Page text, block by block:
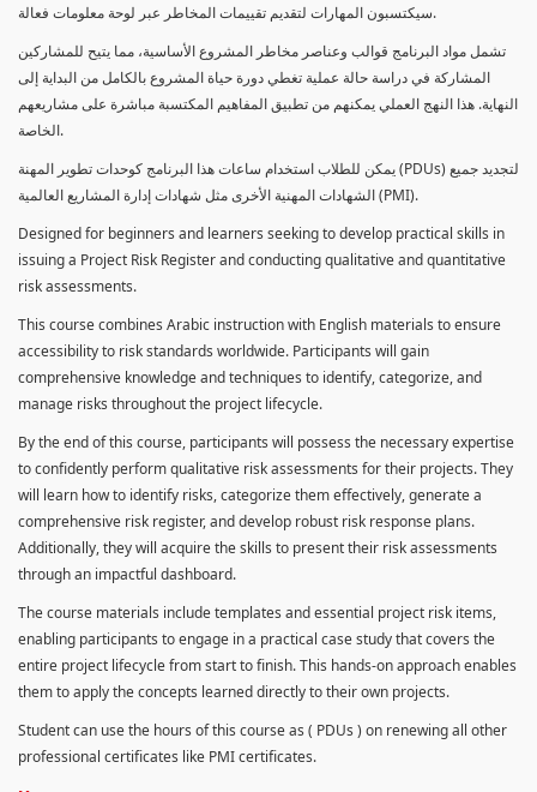
سيكتسبون المهارات لتقديم تقييمات المخاطر عبر لوحة معلومات فعالة.
تشمل مواد البرنامج قوالب وعناصر مخاطر المشروع الأساسية، مما يتيح للمشاركين
المشاركة في دراسة حالة عملية تغطي دورة حياة المشروع بالكامل من البداية إلى
النهاية. هذا النهج العملي يمكنهم من تطبيق المفاهيم المكتسبة مباشرة على مشاريعهم
الخاصة.
يمكن للطلاب استخدام ساعات هذا البرنامج كوحدات تطوير المهنة (PDUs) لتجديد جميع
الشهادات المهنية الأخرى مثل شهادات إدارة المشاريع العالمية (PMI).
Designed for beginners and learners seeking to develop practical skills in
issuing a Project Risk Register and conducting qualitative and quantitative
risk assessments.
This course combines Arabic instruction with English materials to ensure
accessibility to risk standards worldwide. Participants will gain
comprehensive knowledge and techniques to identify, categorize, and
manage risks throughout the project lifecycle.
By the end of this course, participants will possess the necessary expertise
to confidently perform qualitative risk assessments for their projects. They
will learn how to identify risks, categorize them effectively, generate a
comprehensive risk register, and develop robust risk response plans.
Additionally, they will acquire the skills to present their risk assessments
through an impactful dashboard.
The course materials include templates and essential project risk items,
enabling participants to engage in a practical case study that covers the
entire project lifecycle from start to finish. This hands-on approach enables
them to apply the concepts learned directly to their own projects.
Student can use the hours of this course as ( PDUs ) on renewing all other
professional certificates like PMI certificates.